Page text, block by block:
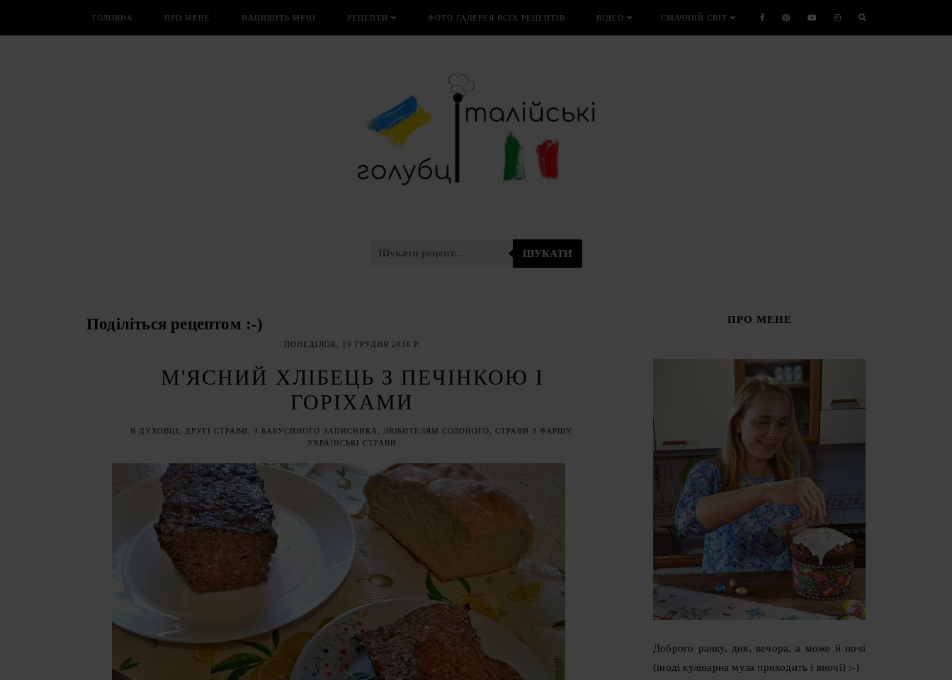
ГОЛОВНА ПРО МЕНЕ НАПИШІТЬ МЕНІ РЕЦЕПТИ ФОТО ГАЛЕРЕЯ ВСІХ РЕЦЕПТІВ ВІДЕО СМАЧНИЙ СВІТ
ШУКАТИ
Поділіться рецептом :-)
ПОНЕДІЛОК, 19 ГРУДНЯ 2016 Р.
М'ЯСНИЙ ХЛІБЕЦЬ З ПЕЧІНКОЮ І
ГОРІХАМИ
В ДУХОВЦІ ДРУГІ СТРАВИ З БАБУСИНОГО ЗАПИСНИКА ЛЮБИТЕЛЯМ СОЛОНОГО СТРАВИ З ФАРШУ
УКРАЇНСЬКІ СТРАВИ
ПРО МЕНЕ
Доброго ранку, дня, вечора, а може й ночі
(іноді кулінарна муза приходить і вночі) :-)